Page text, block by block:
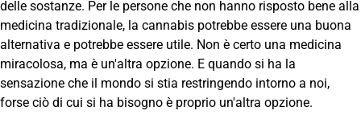
delle sostanze. Per le persone che non hanno risposto bene alla
medicina tradizionale, la cannabis potrebbe essere una buona
alternativa e potrebbe essere utile. Non è certo una medicina
miracolosa, ma è un'altra opzione. E quando si ha la
sensazione che il mondo si stia restringendo intorno a noi,
forse ciò di cui si ha bisogno è proprio un'altra opzione.